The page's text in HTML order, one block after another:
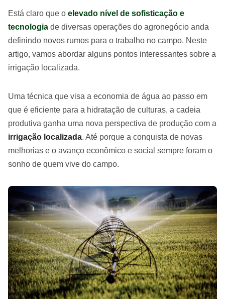
Está claro que o elevado nível de sofisticação e
tecnologia de diversas operações do agronegócio anda
definindo novos rumos para o trabalho no campo. Neste
artigo, vamos abordar alguns pontos interessantes sobre a
irrigação localizada.
Uma técnica que visa a economia de água ao passo em
que é eficiente para a hidratação de culturas, a cadeia
produtiva ganha uma nova perspectiva de produção com a
irrigação localizada. Até porque a conquista de novas
melhorias e o avanço econômico e social sempre foram o
sonho de quem vive do campo.